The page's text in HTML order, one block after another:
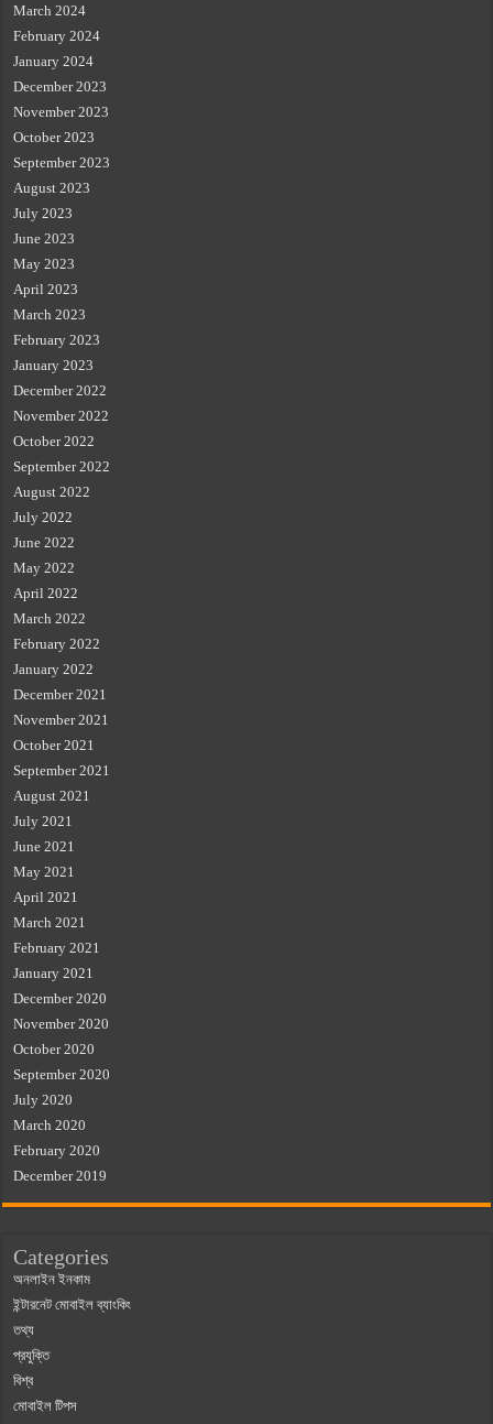
March 2024
February 2024
January 2024
December 2023
November 2023
October 2023
September 2023
August 2023
July 2023
June 2023
May 2023
April 2023
March 2023
February 2023
January 2023
December 2022
November 2022
October 2022
September 2022
August 2022
July 2022
June 2022
May 2022
April 2022
March 2022
February 2022
January 2022
December 2021
November 2021
October 2021
September 2021
August 2021
July 2021
June 2021
May 2021
April 2021
March 2021
February 2021
January 2021
December 2020
November 2020
October 2020
September 2020
July 2020
March 2020
February 2020
December 2019
Categories
অনলাইন ইনকাম
ইন্টারনেট মোবাইল ব্যাংকিং
তথ্য
প্রযুক্তি
বিশ্ব
মোবাইল টিপস